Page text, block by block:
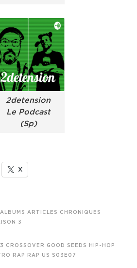
2detension
Le Podcast
(Sp)
X
ALBUMS ARTICLES
CHRONIQUES
3
CROSSOVER GOOD SEEDS
HIP-HOP
RAP RAP US S03E07